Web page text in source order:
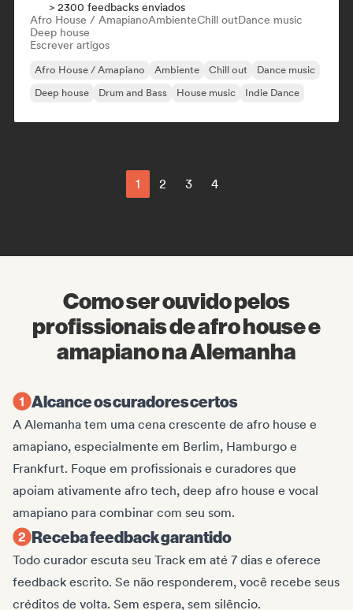
> 2300 feedbacks enviados
Afro House / AmapianoAmbienteChill outDance music
Deep house
Escrever artigos
Afro House / Amapiano Ambiente Chill out
Dance music
Deep house
Drum and Bass House music Indie Dance
1 2 3 4
Como ser ouvido pelos
profissionais de afro house e
amapiano na Alemanha
Alcance os curadores certos
A Alemanha tem uma cena crescente de afro house e
amapiano, especialmente em Berlim, Hamburgo e
Frankfurt. Foque em profissionais e curadores que
apoiam ativamente afro tech, deep afro house e vocal
amapiano para combinar com seu som.
Receba feedback garantido
Todo curador escuta seu Track em até 7 dias e oferece
feedback escrito. Se não responderem, você recebe seus
créditos de volta. Sem espera, sem silêncio.